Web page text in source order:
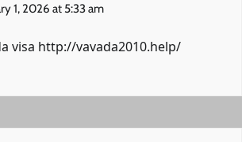
1, 2026 at 5:33 am
visa http://vavada2010.help/